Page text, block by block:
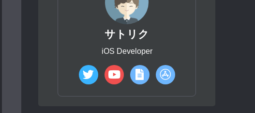
サトリク
iOS Developer